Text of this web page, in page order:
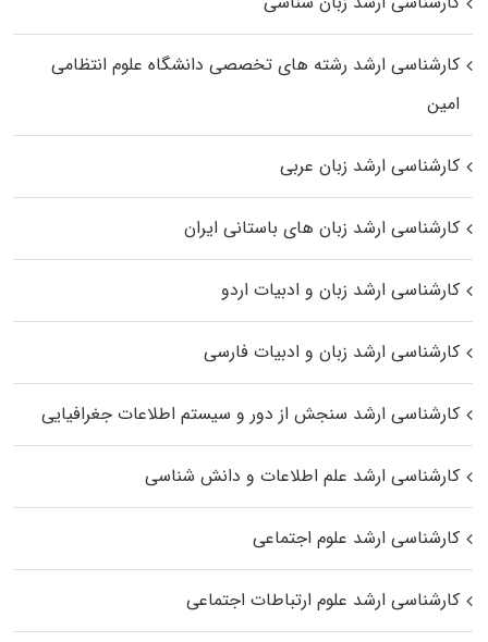
کارشناسی ارشد رﺷﺘﻪ ﻫﺎی تخصصی داﻧﺸﮕﺎه ﻋﻠﻮم انتظامی
اﻣﻴﻦ
کارشناسی ارشد زبان عربی
کارشناسی ارشد زبان‌ های باستانی ایران
کارشناسی ارشد زبان و ادبیات اردو
کارشناسی ارشد زبان و ادبیات فارسی
کارشناسی ارشد سنجش از دور و سیستم اطلاعات جغرافیایی
کارشناسی ارشد علم اطلاعات و دانش شناسی
کارشناسی ارشد علوم اجتماعی
کارشناسی ارشد علوم ارتباطات اجتماعی